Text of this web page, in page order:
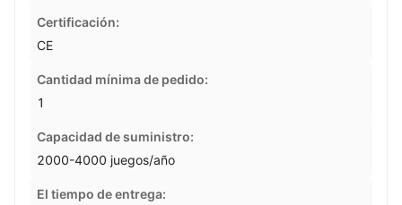
Certificación:
CE
Cantidad mínima de pedido:
1
Capacidad de suministro:
2000-4000 juegos/año
El tiempo de entrega: